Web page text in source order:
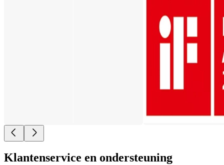
Klantenservice en ondersteuning